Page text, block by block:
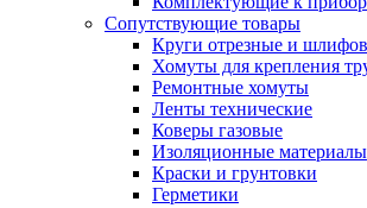
Сопутствующие товары
Круги отрезные и
Хомуты для крепления
Ремонтные хомуты
Ленты технические
Коверы газовые
Изоляционные материалы
Краски и грунтовки
Герметики